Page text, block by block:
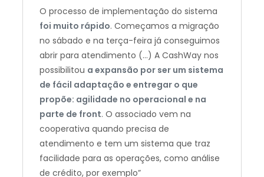
O processo de implementação do sistema
foi muito rápido. Começamos a migração
no sábado e na terça-feira já conseguimos
abrir para atendimento (…) A CashWay nos
possibilitou a expansão por ser um sistema
de fácil adaptação e entregar o que
propõe: agilidade no operacional e na
parte de front. O associado vem na
cooperativa quando precisa de
atendimento e tem um sistema que traz
facilidade para as operações, como análise
de crédito, por exemplo”